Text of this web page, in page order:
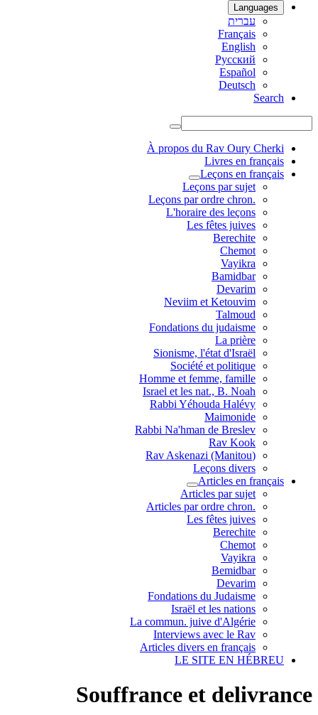
Languages
עברית
Français
English
Русский
Español
Deutsch
Search
À propos du Rav Oury Cherki
Livres en français
Leçons en français
Leçons par sujet
.Leçons par ordre chron
L'horaire des leçons
Les fêtes juives
Berechite
Chemot
Vayikra
Bamidbar
Devarim
Neviim et Ketouvim
Talmoud
Fondations du judaisme
La prière
Sionisme, l'état d'Israël
Société et politique
Homme et femme, famille
Israel et les nat., B. Noah
Rabbi Yéhouda Halévy
Maimonide
Rabbi Na'hman de Breslev
Rav Kook
(Rav Askenazi (Manitou
Leçons divers
Articles en français
Articles par sujet
.Articles par ordre chron
Les fêtes juives
Berechite
Chemot
Vayikra
Bemidbar
Devarim
Fondations du Judaisme
Israël et les nations
La commun. juive d'Algérie
Interviews avec le Rav
Articles divers en français
LE SITE EN HÉBREU
Souffrance et delivrance